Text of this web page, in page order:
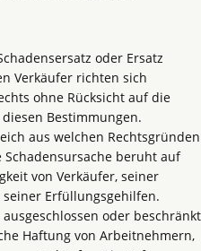
oder Ersatz
Verkäufer richten sich
ohne Rücksicht auf die
Bestimmungen.
aus welchen Rechtsgründen
Schadensursache beruht auf
von Verkäufer, seiner
Erfüllungsgehilfen.
oder beschränkt
Haftung von Arbeitnehmern,